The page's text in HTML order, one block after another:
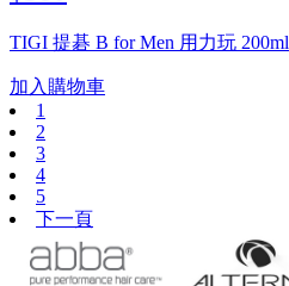
TIGI 提碁 B for Men 用力玩 200ml
加入購物車
1
2
3
4
5
下一頁